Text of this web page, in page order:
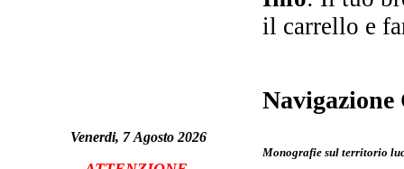
Venerdi, 7 Agosto 2026
il carrello e
Navigazione
Monografie sul territorio